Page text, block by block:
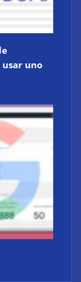
uno